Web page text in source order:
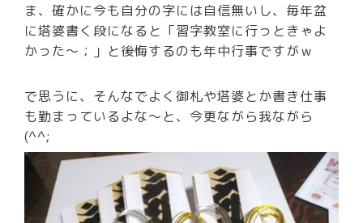
ま、確かに今も自分の字には自信無いし、毎年盆
に塔婆書く段になると「習字教室に行っときゃよ
かった～；」と後悔するのも年中行事ですがｗ
で思うに、そんなでよく御札や塔婆とか書き仕事
も勤まっているよな～と、今更ながら我ながら
(^^;